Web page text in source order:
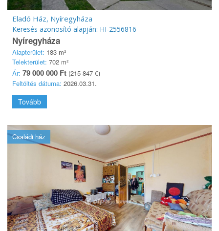
Eladó Ház, Nyíregyháza
Keresés azonosító alapján: HI-2556816
Nyíregyháza
Alapterület: 183 m²
Telekterület: 702 m²
Ár: 79 000 000 Ft (215 847 €)
Feltöltés dátuma: 2026.03.31.
Tovább
Családi ház